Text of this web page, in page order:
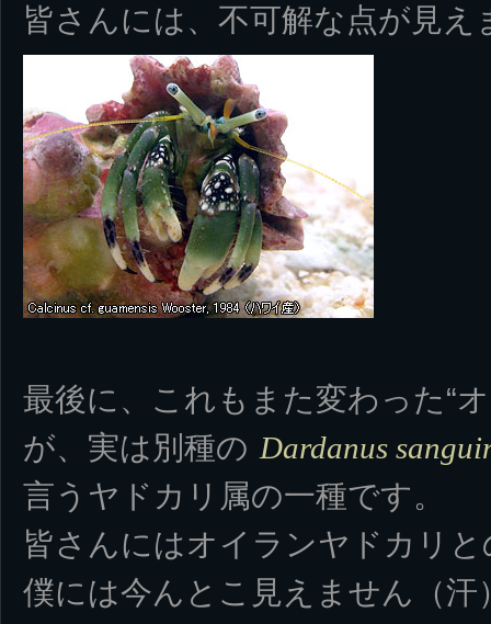
皆さんには、不可解な点が見え
最後に、これもまた変わった“
が、実は別種の Dardanus
言うヤドカリ属の一種です。
皆さんにはオイランヤドカリ
僕には今んとこ見えません（汗